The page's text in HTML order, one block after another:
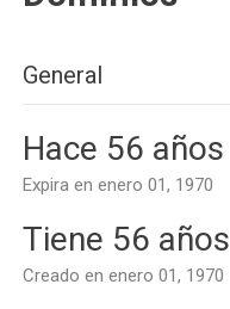
General
Hace 56 años
Expira en enero 01, 1970
Tiene 56 años
Creado en enero 01, 1970